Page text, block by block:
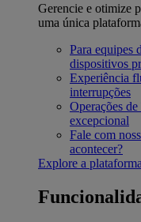
Gerencie e otimize
uma única
Para equipes
dispositivos
Experiência
interrupções
Operações
excepcional
Fale com
acontecer?
Explore a plataforma